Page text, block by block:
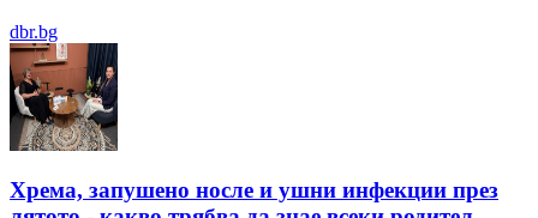
dbr.bg
Хрема, запушено носле и ушни инфекции през